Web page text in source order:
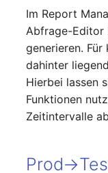
Im Report
Abfrage-Editor
generieren.
dahinter
Hierbei lassen
Funktionen
Zeitintervalle